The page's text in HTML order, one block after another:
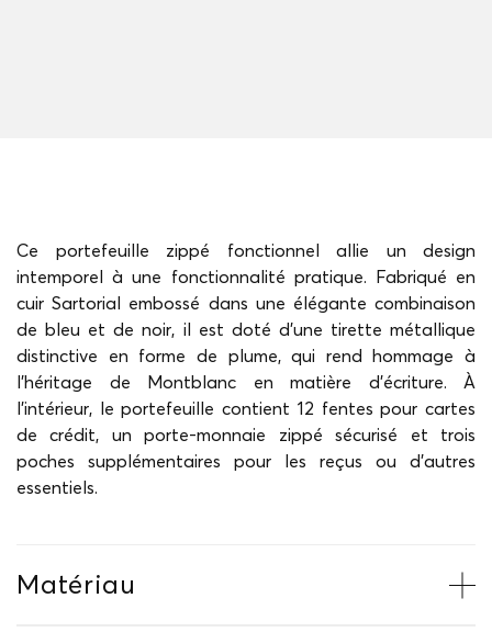
Ce portefeuille zippé fonctionnel allie un design
intemporel à une fonctionnalité pratique. Fabriqué en
cuir Sartorial embossé dans une élégante combinaison
de bleu et de noir, il est doté d'une tirette métallique
distinctive en forme de plume, qui rend hommage à
l'héritage de Montblanc en matière d'écriture. À
l'intérieur, le portefeuille contient 12 fentes pour cartes
de crédit, un porte-monnaie zippé sécurisé et trois
poches supplémentaires pour les reçus ou d'autres
essentiels.
Matériau